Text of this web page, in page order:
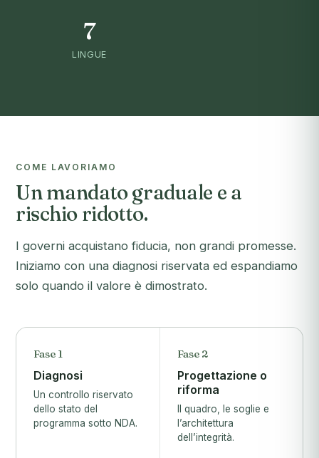
7
LINGUE
COME LAVORIAMO
Un mandato graduale e a
rischio ridotto.
I governi acquistano fiducia, non grandi promesse.
Iniziamo con una diagnosi riservata ed espandiamo
solo quando il valore è dimostrato.
Fase 1
Diagnosi
Un controllo riservato
dello stato del
programma sotto NDA.
Fase 2
Progettazione o
riforma
Il quadro, le soglie e
l’architettura
dell’integrità.